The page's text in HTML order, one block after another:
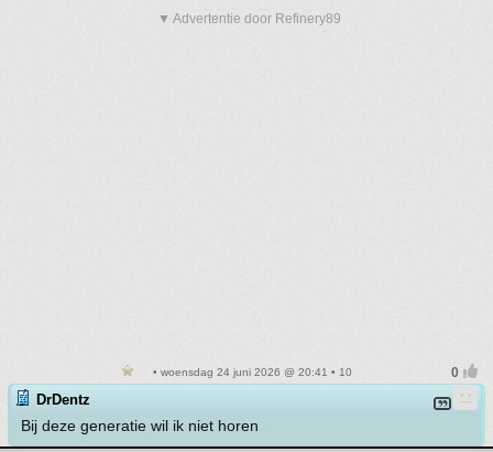
▼ Advertentie door Refinery89
• woensdag 24 juni 2026 @ 20:41 • 10
DrDentz
Bij deze generatie wil ik niet horen